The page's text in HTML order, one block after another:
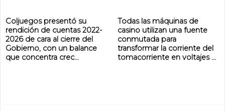
Coljuegos presentó su
rendición de cuentas 2022-
2026 de cara al cierre del
Gobierno, con un balance
que concentra crec...
Todas las máquinas de
casino utilizan una fuente
conmutada para
transformar la corriente del
tomacorriente en voltajes ...